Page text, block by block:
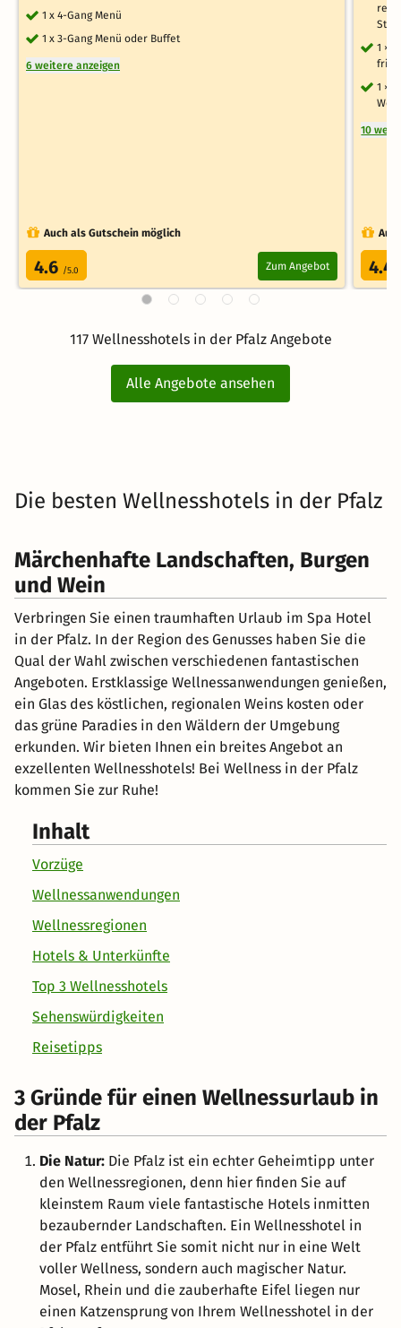
1 x 4-Gang Menü
1 x 3-Gang Menü oder Buffet
6 weitere anzeigen
Auch als Gutschein möglich
4.6 /5.0 Zum Angebot
1 ×
1 ×
10
4.4
117 Wellnesshotels in der Pfalz Angebote
Alle Angebote ansehen
Die besten Wellnesshotels in der Pfalz
Märchenhafte Landschaften, Burgen
und Wein
Verbringen Sie einen traumhaften Urlaub im Spa Hotel
in der Pfalz. In der Region des Genusses haben Sie die
Qual der Wahl zwischen verschiedenen fantastischen
Angeboten. Erstklassige Wellnessanwendungen genießen,
ein Glas des köstlichen, regionalen Weins kosten oder
das grüne Paradies in den Wäldern der Umgebung
erkunden. Wir bieten Ihnen ein breites Angebot an
exzellenten Wellnesshotels! Bei Wellness in der Pfalz
kommen Sie zur Ruhe!
Inhalt
Vorzüge
Wellnessanwendungen
Wellnessregionen
Hotels & Unterkünfte
Top 3 Wellnesshotels
Sehenswürdigkeiten
Reisetipps
3 Gründe für einen Wellnessurlaub in
der Pfalz
Die Natur: Die Pfalz ist ein echter Geheimtipp unter
den Wellnessregionen, denn hier finden Sie auf
kleinstem Raum viele fantastische Hotels inmitten
bezaubernder Landschaften. Ein Wellnesshotel in
der Pfalz entführt Sie somit nicht nur in eine Welt
voller Wellness, sondern auch magischer Natur.
Mosel, Rhein und die zauberhafte Eifel liegen nur
einen Katzensprung von Ihrem Wellnesshotel in der